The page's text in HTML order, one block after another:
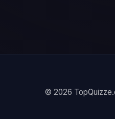
© 2026